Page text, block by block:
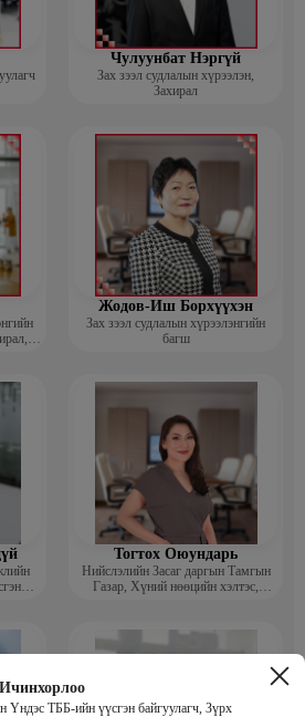
Үндэс ТББ-ийн үүсгэн байгуулагч, Зүрх
Чулуунбат Нэргүй
Зах зээл судлалын хүрээлэн,
Захирал
Жодов-Иш Борхүүхэн
Зах зээл судлалын хүрээлэнгийн
багш
Тогтох Оюундарь
Нийслэлийн Засаг даргын Тамгын
Газар, Хүний нөөцийн хэлтэс,